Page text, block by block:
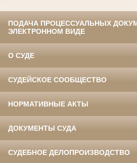
ПОДАЧА ПРОЦЕССУАЛЬНЫХ
ЭЛЕКТРОННОМ ВИДЕ
О СУДЕ
СУДЕЙСКОЕ СООБЩЕСТВО
НОРМАТИВНЫЕ АКТЫ
ДОКУМЕНТЫ СУДА
СУДЕБНОЕ ДЕЛОПРОИЗВОДСТВО